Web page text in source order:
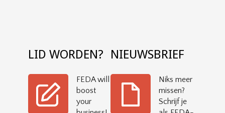
LID WORDEN?
FEDA will
boost
your
NIEUWSBRIEF
Niks meer
missen?
Schrijf je